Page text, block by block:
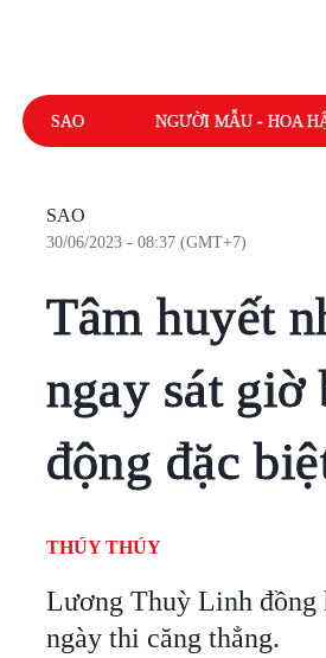
SAO NGƯỜI MẪU - HOA
SAO
30/06/2023 - 08:37 (GMT+7)
Tâm huyết
ngay sát giờ
động đặc
THÚY THÚY
Lương Thuỳ Linh đồng
ngày thi căng thẳng.